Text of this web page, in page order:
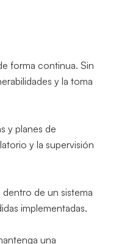
forma continua. Sin
y la toma
y planes de
y la supervisión
de un sistema
implementadas.
una